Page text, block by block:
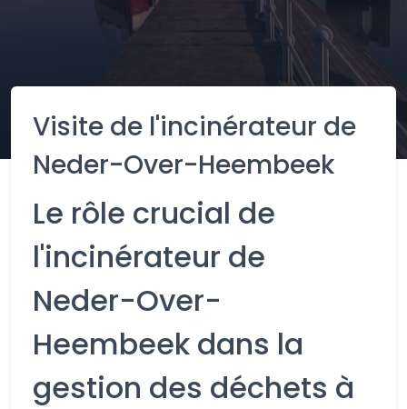
Visite de l'incinérateur de
Neder-Over-Heembeek
Le rôle crucial de
l'incinérateur de
Neder-Over-
Heembeek dans la
gestion des déchets à